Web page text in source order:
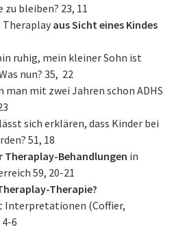
bleiben? 23, 11
Theraplay aus Sicht eines Kindes
ruhig, mein kleiner Sohn ist
nun? 35, 22
mit zwei Jahren schon ADHS
sich erklären, dass Kinder bei
51, 18
Theraplay-Behandlungen in
59, 20-21
Therapie?
Interpretationen (Coffier,
6